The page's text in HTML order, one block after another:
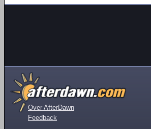
Over AfterDawn
Feedback